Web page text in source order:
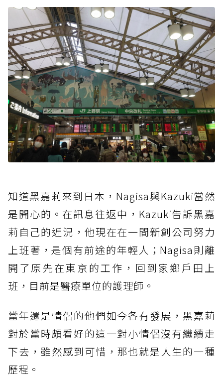
知道黑嘉莉來到日本，Nagisa與Kazuki當然
是開心的。在訊息往返中，Kazuki告訴黑嘉
莉自己的近況，他現在在一間新創公司努力
上班著，是個有前途的年輕人；Nagisa則離
開了原先在東京的工作，回到家鄉戶田上
班，目前是醫療單位的護理師。
當年還是情侶的他們如今各有發展，黑嘉莉
對於當時頗看好的這一對小情侶沒有繼續走
下去，雖然感到可惜，那也就是人生的一種
歷程。